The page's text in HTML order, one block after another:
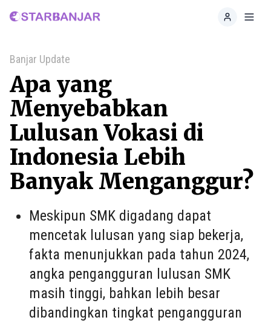
Home
Banjar Update
Apa yang
Menyebabkan
Lulusan Vokasi di
Indonesia Lebih
Banyak Menganggur?
Meskipun SMK digadang dapat
mencetak lulusan yang siap bekerja,
fakta menunjukkan pada tahun 2024,
angka pengangguran lulusan SMK
masih tinggi, bahkan lebih besar
dibandingkan tingkat pengangguran